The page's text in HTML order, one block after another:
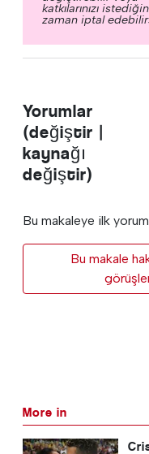
katkılarınızı
zaman iptal
Yorumlar
(değiştir |
kaynağı
değiştir)
Bu makaleye ilk
Bu makale
More in